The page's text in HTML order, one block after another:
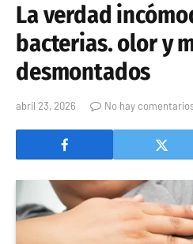
La verdad
bacterias. olor y
desmontados
abril 23, 2026 No hay